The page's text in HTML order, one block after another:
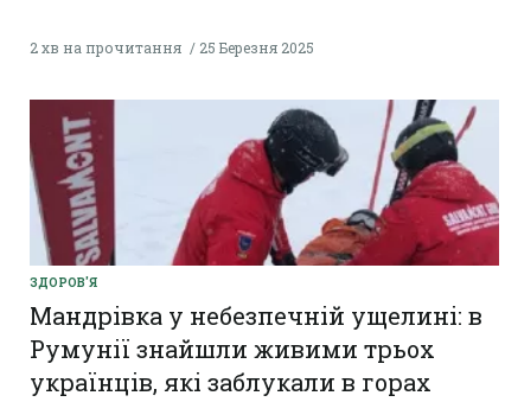
2 хв на прочитання 25 Березня 2025
ЗДОРОВ'Я
Мандрівка у небезпечній ущелині: в
Румунії знайшли живими трьох
українців, які заблукали в горах